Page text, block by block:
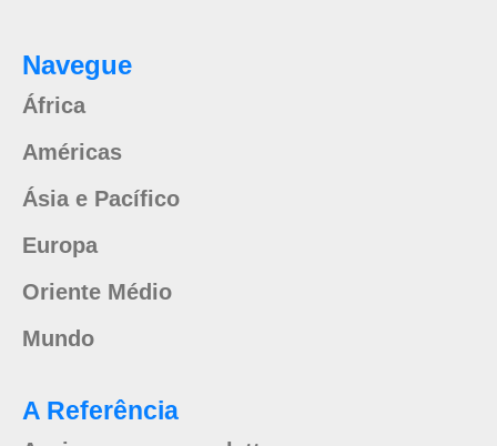
Navegue
África
Américas
Ásia e Pacífico
Europa
Oriente Médio
Mundo
A Referência